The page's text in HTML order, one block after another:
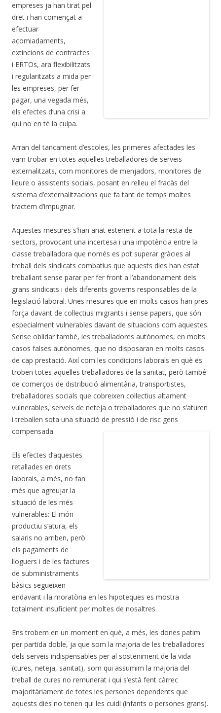
empreses ja han tirat pel
dret i han començat a
efectuar
acomiadaments,
extincions de contractes
i ERTOs, ara flexibilitzats
i regularitzats a mida per
les empreses, per fer
pagar, una vegada més,
els efectes d’una crisi a
qui no en té la culpa.
Arran del tancament d’escoles, les primeres afectades les
vam trobar en totes aquelles treballadores de serveis
externalitzats, com monitores de menjadors, monitores de
lleure o assistents socials, posant en relleu el fracàs del
sistema d’externalitzacions que fa tant de temps moltes
tractem d’impugnar.
Aquestes mesures s’han anat estenent a tota la resta de
sectors, provocant una incertesa i una impotència entre la
classe treballadora que només es pot superar gràcies al
treball dels sindicats combatius que aquests dies han estat
treballant sense parar per fer front a l’abandonament dels
grans sindicats i dels diferents governs responsables de la
legislació laboral. Unes mesures que en molts casos han pres
força davant de col·lectius migrants i sense papers, que són
especialment vulnerables davant de situacions com aquestes.
Sense oblidar també, les treballadores autònomes, en molts
casos falses autònomes, que no disposaran en molts casos
de cap prestació. Així com les condicions laborals en què es
troben totes aquelles treballadores de la sanitat, però també
de comerços de distribució alimentària, transportistes,
treballadores socials que cobreixen col·lectius altament
vulnerables, serveis de neteja o treballadores que no s’aturen
i treballen sota una situació de pressió i de risc gens
compensada.
Els efectes d’aquestes
retallades en drets
laborals, a més, no fan
més que agreujar la
situació de les més
vulnerables: El món
productiu s’atura, els
salaris no arriben, però
els pagaments de
lloguers i de les factures
de subministraments
bàsics segueixen
endavant i la moratòria en les hipoteques es mostra
totalment insuficient per moltes de nosaltres.
Ens trobem en un moment en què, a més, les dones patim
per partida doble, ja que som la majoria de les treballadores
dels serveis indispensables per al sosteniment de la vida
(cures, neteja, sanitat), som qui assumim la majoria del
treball de cures no remunerat i qui s’està fent càrrec
majoritàriament de totes les persones dependents que
aquests dies no tenen qui les cuidi (infants o persones grans).